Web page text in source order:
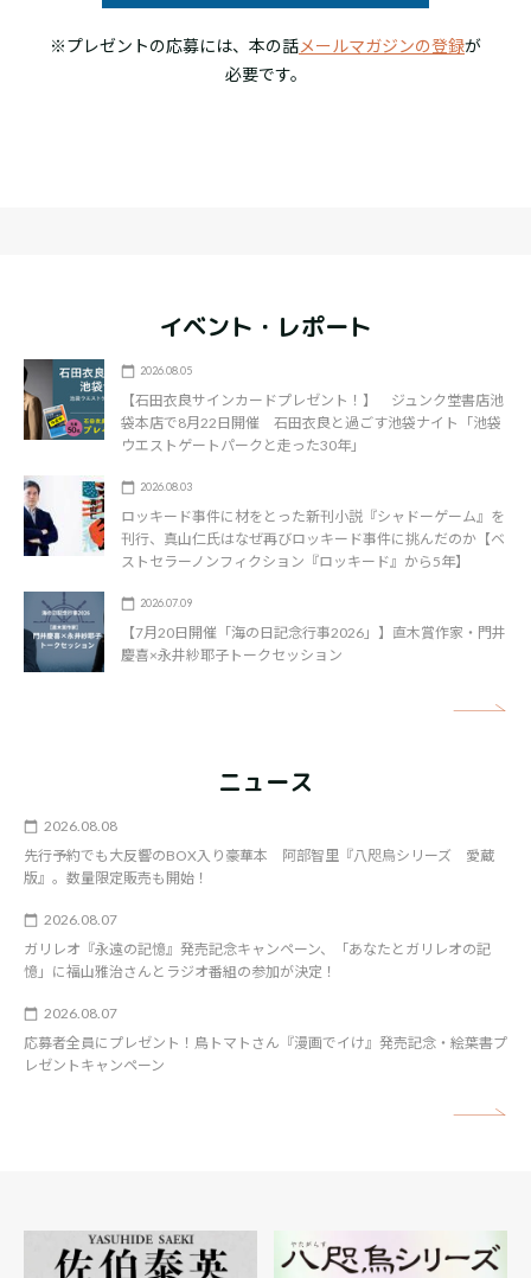
※プレゼントの応募には、本の話メールマガジンの登録が
必要です。
イベント・レポート
2026.08.05
【石田衣良サインカードプレゼント！】 ジュンク堂書店池
袋本店で8月22日開催 石田衣良と過ごす池袋ナイト「池袋
ウエストゲートパークと走った30年」
2026.08.03
ロッキード事件に材をとった新刊小説『シャドーゲーム』を
刊行、真山仁氏はなぜ再びロッキード事件に挑んだのか【ベ
ストセラーノンフィクション『ロッキード』から5年】
2026.07.09
【7月20日開催「海の日記念行事2026」】直木賞作家・門井
慶喜×永井紗耶子トークセッション
ニュース
2026.08.08
先行予約でも大反響のBOX入り豪華本 阿部智里『八咫烏シリーズ 愛蔵
版』。数量限定販売も開始！
2026.08.07
ガリレオ『永遠の記憶』発売記念キャンペーン、「あなたとガリレオの記
憶」に福山雅治さんとラジオ番組の参加が決定！
2026.08.07
応募者全員にプレゼント！鳥トマトさん『漫画でイけ』発売記念・絵葉書プ
レゼントキャンペーン